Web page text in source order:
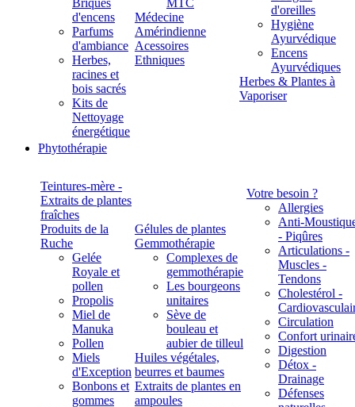
Briques
d'encens
Parfums
d'ambiance
Herbes,
racines et
bois sacrés
Kits de
Nettoyage
énergétique
MTC
Médecine
Amérindienne
Acessoires
Ethniques
d'oreilles
Hygiène
Ayurvédique
Encens
Ayurvédiques
Herbes & Plantes à
Vaporiser
Phytothérapie
Teintures-mère -
Extraits de plantes
fraîches
Produits de la
Ruche
Gelée
Royale et
pollen
Propolis
Miel de
Manuka
Pollen
Miels
d'Exception
Bonbons et
gommes
Gélules de plantes
Gemmothérapie
Complexes de
gemmothérapie
Les bourgeons
unitaires
Sève de
bouleau et
aubier de tilleul
Huiles végétales,
beurres et baumes
Extraits de plantes en
ampoules
Votre besoin ?
Allergies
Anti-
- Piqûres
Articulations -
Muscles -
Tendons
Cholestérol -
Circulation
Confort
Digestion
Détox -
Drainage
Défenses